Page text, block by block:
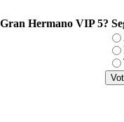
Hermano VIP 5?